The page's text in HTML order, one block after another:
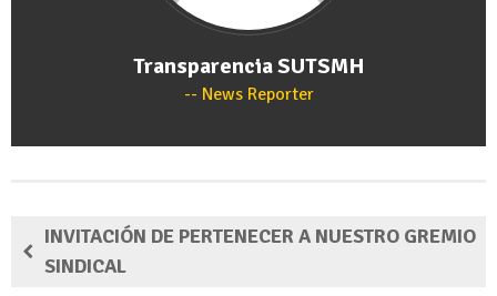
Transparencia SUTSMH
News Reporter
INVITACIÓN DE PERTENECER A NUESTRO GREMIO
SINDICAL